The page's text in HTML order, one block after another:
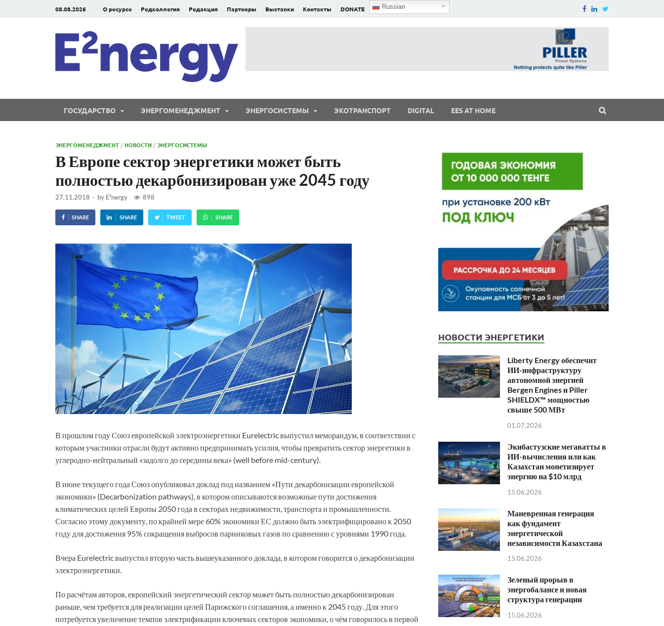
08.08.2026 О ресурсе Редколлегия Редакция Партнеры Выставки Контакты DONATE Russian
ГОСУДАРСТВО ЭНЕРГОМЕНЕДЖМЕНТ ЭНЕРГОСИСТЕМЫ ЭКОТРАНСПОРТ DIGITAL EES AT HOME
ЭНЕРГОМЕНЕДЖМЕНТ /НОВОСТИ /ЭНЕРГОСИСТЕМЫ
В Европе сектор энергетики может быть
полностью декарбонизирован уже 2045 году
27.11.2018 - by E²nergy 898
SHARE SHARE TWEET SHARE
В прошлом году Союз европейской электроэнергетики Eurelectric выпустил меморандум, в соответствии с
которым участники отрасли будут активно предпринимать усилия, чтобы превратить сектор энергетики в
углеродно-нейтральный «задолго до середины века» (well before mid-century).
В июне текущего года Союз опубликовал доклад под названием «Пути декарбонизации европейской
экономики» (Decarbonization pathways), в котором описываются возможные пути достижения
климатических целей Европы 2050 года в секторах недвижимости, транспорта и промышленности.
Согласно этому документу, по крайней мере 60% экономики ЕС должно быть электрифицировано к 2050
году для достижения 95% сокращения выбросов парниковых газов по сравнению с уровнями 1990 года.
Вчера Eurelectric выпустил вторую часть вышеуказанного доклада, в котором говорится о декарбонизации
электроэнергетики.
По расчётам авторов, европейский энергетический сектор может быть полностью декарбонизирован
раньше, чем требуется для реализации целей Парижского соглашения, а именно к 2045 году. Для этого
потребуется увеличение темпов электрификации ключевых секторов экономики, о чём говорилось в первой
НОВОСТИ ЭНЕРГЕТИКИ
Liberty Energy обеспечит
ИИ-инфраструктуру
автономной энергией
Bergen Engines и Piller
SHIELDX™ мощностью
свыше 500 МВт
01.07.2026
Экибастузские мегаватты в
ИИ-вычисления или как
Казахстан монетизирует
энергию на $10 млрд
15.06.2026
Маневренная генерация
как фундамент
энергетической
независимости Казахстана
15.06.2026
Зеленый прорыв в
энергобалансе и новая
структура генерации
15.06.2026